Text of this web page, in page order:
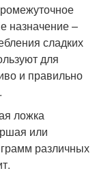
назначение –
сладких
для
и правильно
ложка
или
различных